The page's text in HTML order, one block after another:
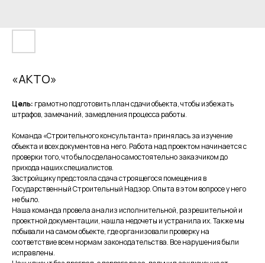
«АКТО»
Цель: грамотно подготовить план сдачи объекта, чтобы избежать
штрафов, замечаний, замедления процесса работы.
Команда «Строительного консультанта» принялась за изучение
объекта и всех документов на него. Работа над проектом начинается с
проверки того, что было сделано самостоятельно заказчиком до
прихода наших специалистов.
Застройщику предстояла сдача строящегося помещения в
Государственный Строительный Надзор. Опыта в этом вопросе у него
не было.
Наша команда провела анализ исполнительной, разрешительной и
проектной документации, нашла недочеты и устранила их. Также мы
побывали на самом объекте, где организовали проверку на
соответствие всем нормам законодательства. Все нарушения были
исправлены.